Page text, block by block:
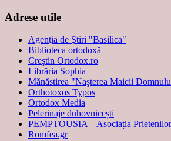
Adrese utile
Agenţia de Ştiri "Basilica"
Biblioteca ortodoxă
Creştin Ortodox.ro
Librăria Sophia
Mănăstirea "Naşterea Maicii
Orthotoxos Typos
Ortodox Media
Pelerinaje duhovnicești
PEMPTOUSIA – Asociația
Romfea.gr